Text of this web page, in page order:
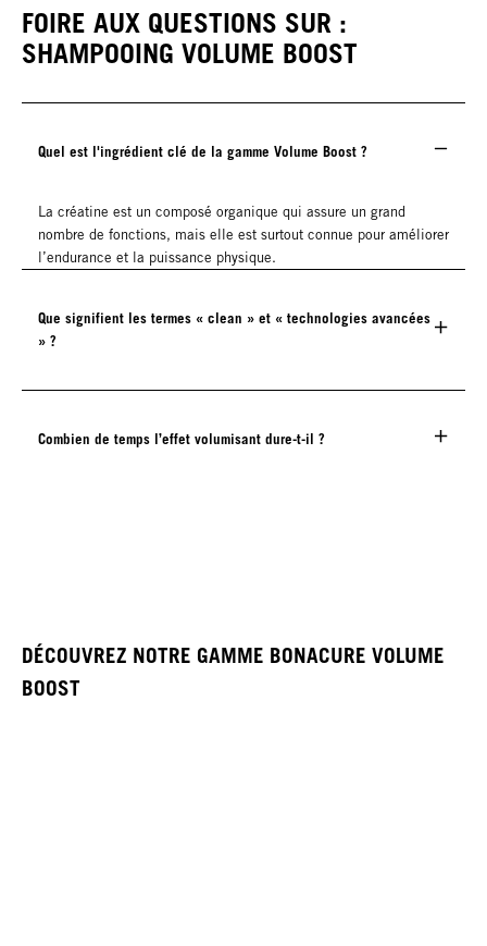
FOIRE AUX QUESTIONS SUR :
SHAMPOOING VOLUME BOOST
Quel est l'ingrédient clé de la gamme Volume Boost ?
La créatine est un composé organique qui assure un grand
nombre de fonctions, mais elle est surtout connue pour améliorer
l’endurance et la puissance physique.
Que signifient les termes « clean » et « technologies avancées
» ?
Combien de temps l’effet volumisant dure-t-il ?
DÉCOUVREZ NOTRE GAMME BONACURE VOLUME
BOOST